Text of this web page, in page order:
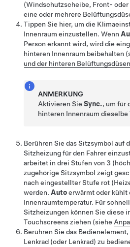
(Windschutzscheibe, Front- oder
eine oder mehrere
Tippen Sie hier, um die
Innenraum einzustellen. Wenn
Person erkannt wird, wird die
hinteren Innenraum beibehalten
und der hinteren Belüftungsdüsen
ANMERKUNG
Aktivieren SieSync., um für
hinteren Innenraum
Berühren Sie das Sitzsymbol auf
Sitzheizung für den Fahrer
arbeitet in drei Stufen von 3
zugehörige Sitzsymbol zeigt
nach eingestellter Stufe rot
werden. Autoerwärmtoder kühlt
Innenraumtemperatur. Für
Sitzheizungen können Sie diese
Touchscreens ziehen (siehe
Berühren Sie das
Lenkrad (oder Lenkrad) zu